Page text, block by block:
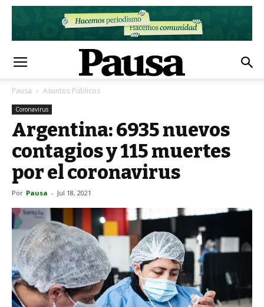
Pausa Asuntos Públicos
Coronavirus
Argentina: 6935 nuevos
contagios y 115 muertes
por el coronavirus
Por Pausa - Jul 18, 2021